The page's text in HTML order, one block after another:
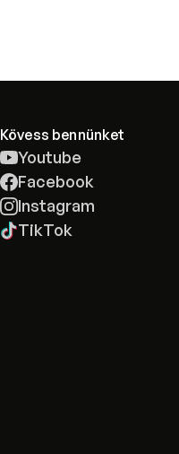
Kövess bennünket
Youtube
Facebook
Instagram
TikTok